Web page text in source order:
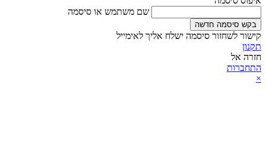
שם משתמש או סיסמה
בקש סיסמה חדשה
קישור לשחזור סיסמה ישלח אליך לאימייל
תקנון
חזרה אל
התחברות
×